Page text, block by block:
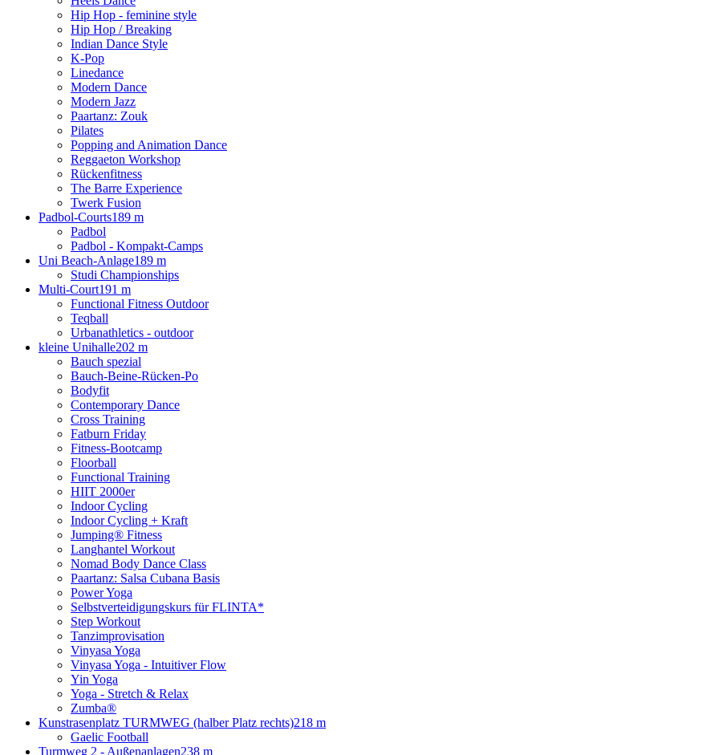
Hip Hop - feminine style
Hip Hop / Breaking
Indian Dance Style
K-Pop
Linedance
Modern Dance
Modern Jazz
Paartanz: Zouk
Pilates
Popping and Animation Dance
Reggaeton Workshop
Rückenfitness
The Barre Experience
Twerk Fusion
Padbol-Courts189 m
Padbol
Padbol - Kompakt-Camps
Uni Beach-Anlage189 m
Studi Championships
Multi-Court191 m
Functional Fitness Outdoor
Teqball
Urbanathletics - outdoor
kleine Unihalle202 m
Bauch spezial
Bauch-Beine-Rücken-Po
Bodyfit
Contemporary Dance
Cross Training
Fatburn Friday
Fitness-Bootcamp
Floorball
Functional Training
HIIT 2000er
Indoor Cycling
Indoor Cycling + Kraft
Jumping® Fitness
Langhantel Workout
Nomad Body Dance Class
Paartanz: Salsa Cubana Basis
Power Yoga
Selbstverteidigungskurs für FLINTA*
Step Workout
Tanzimprovisation
Vinyasa Yoga
Vinyasa Yoga - Intuitiver Flow
Yin Yoga
Yoga - Stretch & Relax
Zumba®
Kunstrasenplatz TURMWEG (halber Platz rechts)218 m
Gaelic Football
Turmweg 2 - Außenanlagen238 m